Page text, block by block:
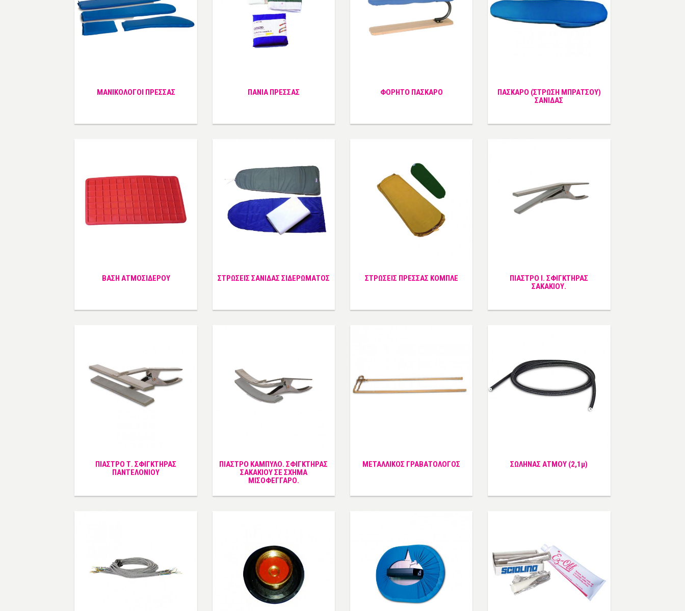
ΜΑΝΙΚΟΛΟΓΟΙ ΠΡΕΣΣΑΣ ΠΑΝΙΑ ΠΡΕΣΣΑΣ ΦΟΡΗΤΟ ΠΑΣΚΑΡΟ
ΠΑΣΚΑΡΟ (ΣΤΡΩΣΗ ΜΠΡΑΤΣΟΥ)
ΣΑΝΙΔΑΣ
ΒΑΣΗ ΑΤΜΟΣΙΔΕΡΟΥ ΣΤΡΩΣΕΙΣ ΣΑΝΙΔΑΣ ΣΙΔΕΡΩΜΑΤΟΣ ΣΤΡΩΣΕΙΣ ΠΡΕΣΣΑΣ ΚΟΜΠΛΕ
ΠΙΑΣΤΡΟ Ι. ΣΦΙΓΚΤΗΡΑΣ
ΣΑΚΑΚΙΟΥ.
ΠΙΑΣΤΡΟ Τ. ΣΦΙΓΚΤΗΡΑΣ
ΠΑΝΤΕΛΟΝΙΟΥ
ΠΙΑΣΤΡΟ ΚΑΜΠΥΛΟ. ΣΦΙΓΚΤΗΡΑΣ
ΣΑΚΑΚΙΟΥ ΣΕ ΣΧΗΜΑ
ΜΙΣΟΦΕΓΓΑΡΟ.
ΜΕΤΑΛΛΙΚΟΣ ΓΡΑΒΑΤΟΛΟΓΟΣ ΣΩΛΗΝΑΣ ΑΤΜΟΥ (2,1μ)